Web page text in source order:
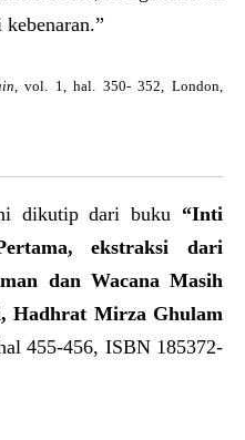
, vol. 1, hal. 350- 352, London,
dikutip dari buku “Inti
ekstraksi dari
dan Wacana Masih
Hadhrat Mirza Ghulam
455-456, ISBN 185372-